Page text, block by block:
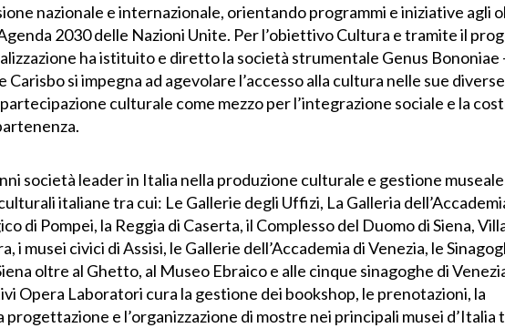
nazionale e internazionale, orientando programmi e iniziative agli
2030 delle Nazioni Unite. Per l’obiettivo Cultura e tramite il
ha istituito e diretto la società strumentale Genus Bononiae
Carisbo si impegna ad agevolare l’accesso alla cultura nelle sue diverse
culturale come mezzo per l’integrazione sociale e la
società leader in Italia nella produzione culturale e gestione
italiane tra cui: Le Gallerie degli Uffizi, La Galleria
di Pompei, la Reggia di Caserta, il Complesso del Duomo di Siena,
i musei civici di Assisi, le Gallerie dell’Accademia di Venezia, le
oltre al Ghetto, al Museo Ebraico e alle cinque sinagoghe di
Opera Laboratori cura la gestione dei bookshop, le prenotazioni, la
progettazione e l’organizzazione di mostre nei principali musei d’Italia